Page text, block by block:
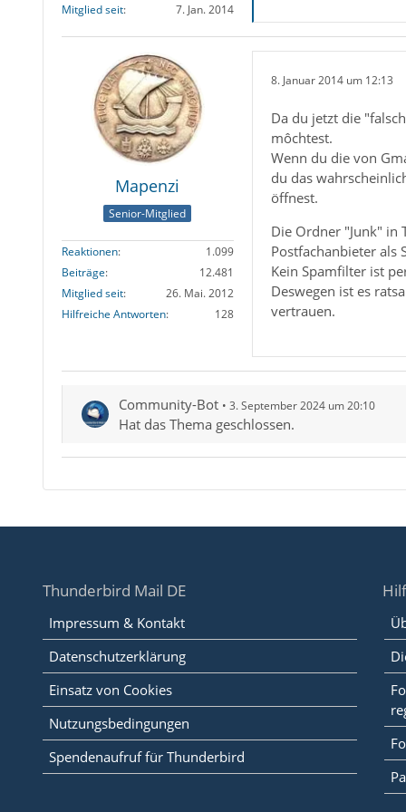
Mitglied seit 7. Jan. 2014
Mapenzi
Senior-Mitglied
Reaktionen
1.099
Beiträge
12.481
Mitglied seit
26. Mai. 2012
Hilfreiche Antworten
128
8. Januar 2014 um 12:13
Da du jetzt die
môchtest.
Wenn du die von
du das
öffnest.
Die Ordner "Junk" in
Postfachanbieter als
Kein Spamfilter ist
Deswegen ist es
vertrauen.
Community-Bot 3. September 2024 um 20:10
Hat das Thema geschlossen.
Thunderbird Mail DE
Impressum & Kontakt
Datenschutzerklärung
Einsatz von Cookies
Nutzungsbedingungen
Spendenaufruf für Thunderbird